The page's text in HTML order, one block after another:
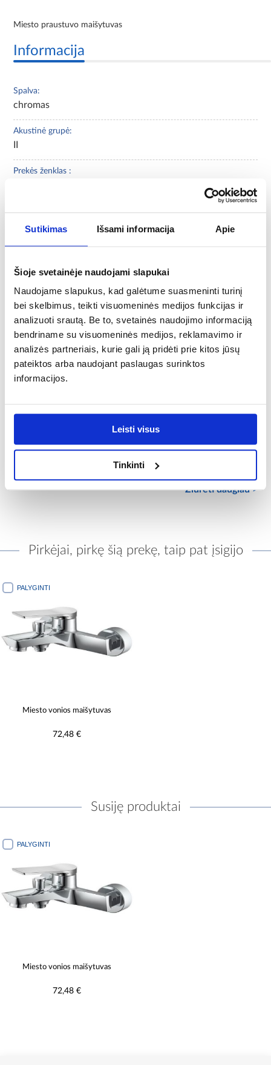
Sutikimas Išsami informacija Apie
Šioje svetainėje naudojami slapukai
Naudojame slapukus, kad galėtume suasmeninti turinį
bei skelbimus, teikti visuomeninės medijos funkcijas ir
analizuoti srautą. Be to, svetainės naudojimo informaciją
bendriname su visuomeninės medijos, reklamavimo ir
analizės partneriais, kurie gali ją pridėti prie kitos jūsų
pateiktos arba naudojant paslaugas surinktos
informacijos.
Leisti visus
Tinkinti
Miesto praustuvo maišytuvas
Informacija
Spalva:
chromas
Akustinė grupė:
Prekės ženklas :
Konstrukcijos medžiaga:
Žalvaris
Taip
Galvutes tipas:
keramikos
Lygintuvo tipas:
pastovus
Tarpai:
netaikoma
Surinkimo būdas:
vieno prijungimo stovintis, vieno prijungimo
Žiūrėti daugiau >
Pirkėjai, pirkę šią prekę, taip pat įsigijo
PALYGINTI
Miesto vonios maišytuvas
72,48 €
Susiję produktai
PALYGINTI
Miesto vonios maišytuvas
72,48 €